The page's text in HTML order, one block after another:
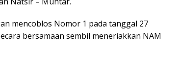
mencoblos Nomor 1 pada tanggal 27
bersamaan sembil meneriakkan NAM